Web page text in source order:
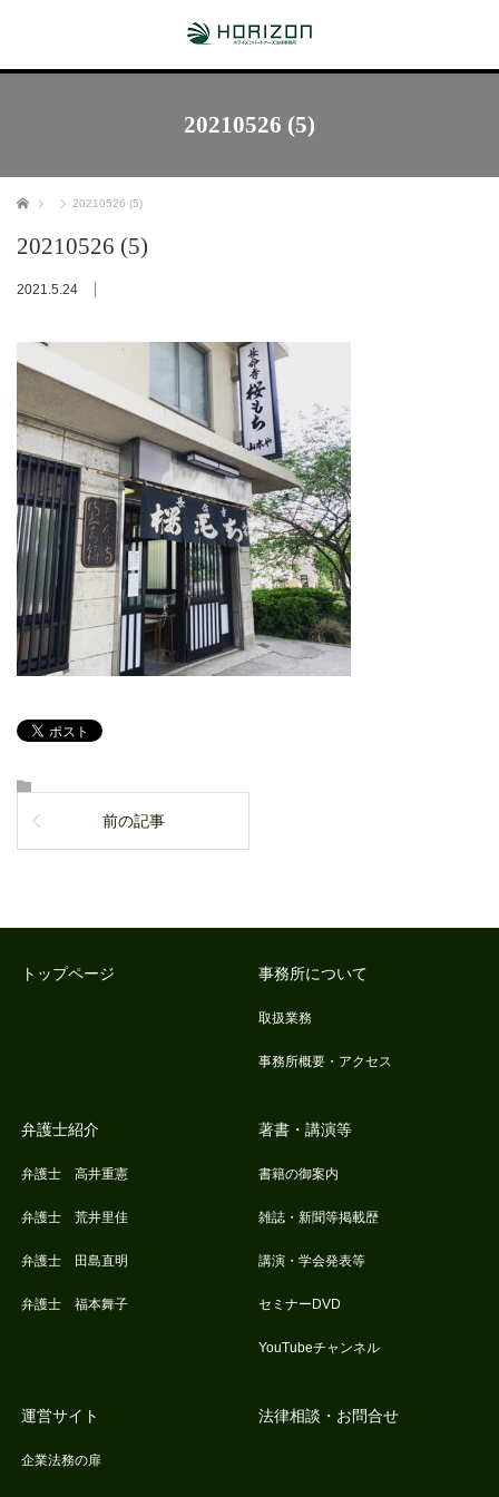
20210526 (5)
ホーム 20210526 (5)
20210526 (5)
2021.5.24
前の記事
トップページ 事務所について
取扱業務
事務所概要・アクセス
弁護士紹介
弁護士 高井重憲
弁護士 荒井里佳
弁護士 田島直明
弁護士 福本舞子
著書・講演等
書籍の御案内
雑誌・新聞等掲載歴
講演・学会発表等
セミナーDVD
YouTubeチャンネル
運営サイト
企業法務の扉
法律相談・お問合せ